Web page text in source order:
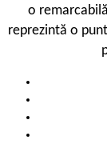
o
reprezintă o